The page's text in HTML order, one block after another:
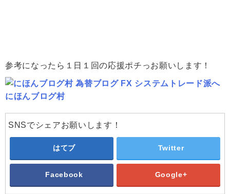
参考になったら１日１回の応援ポチっお願いします！
にほんブログ村
SNSでシェアお願いします！
はてブ Twitter
Facebook Google+